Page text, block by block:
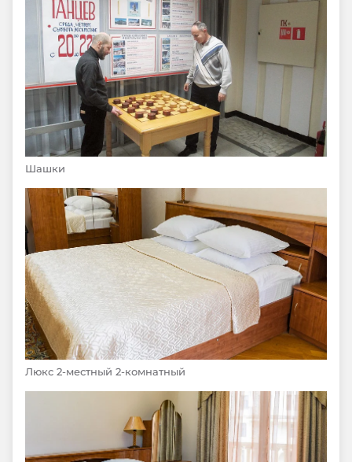
Шашки
Люкс 2-местный 2-комнатный